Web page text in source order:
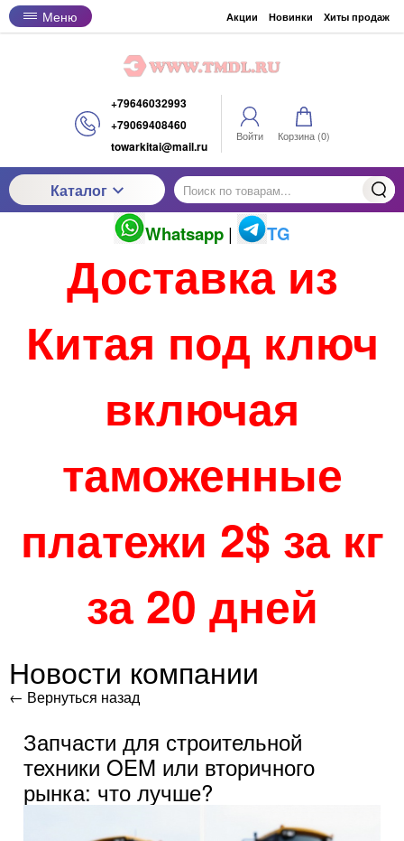
Меню Акции Новинки Хиты продаж
+79646032993
+79069408460
towarkitai@mail.ru
Войти Корзина (0)
Каталог
Whatsapp | TG
Доставка из
Китая под ключ
включая
таможенные
платежи 2$ за кг
за 20 дней
Новости компании
← Вернуться назад
Запчасти для строительной
техники OEM или вторичного
рынка: что лучше?